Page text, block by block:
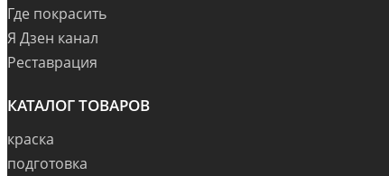
Где покрасить
Я Дзен канал
Реставрация
КАТАЛОГ ТОВАРОВ
краска
подготовка